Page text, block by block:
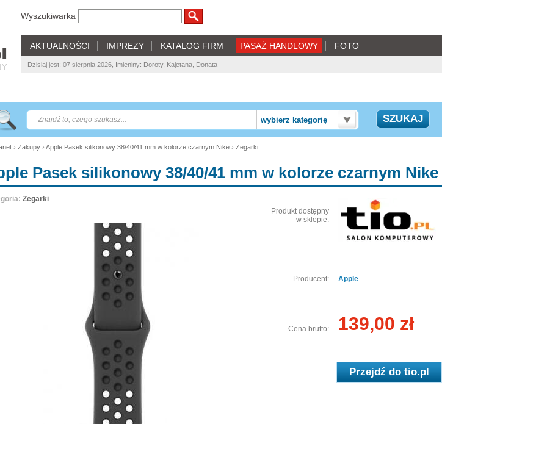
Wyszukiwarka
AKTUALNOŚCI IMPREZY KATALOG FIRM PASAŻ HANDLOWY FOTO
Dzisiaj jest: 07 sierpnia 2026, Imieniny: Doroty, Kajetana, Donata
wybierz kategorię
› Zakupy › Apple Pasek silikonowy 38/40/41 mm w kolorze czarnym Nike › Zegarki
Pasek silikonowy 38/40/41 mm w kolorze czarnym Nike
Zegarki
Produkt dostępny
w sklepie:
Producent: Apple
Cena brutto: 139,00 zł
Przejdź dotio.pl